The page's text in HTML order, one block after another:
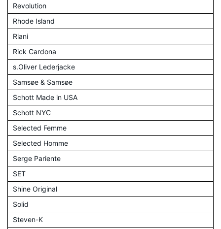
Revolution
Rhode Island
Riani
Rick Cardona
s.Oliver Lederjacke
Samsøe & Samsøe
Schott Made in USA
Schott NYC
Selected Femme
Selected Homme
Serge Pariente
SET
Shine Original
Solid
Steven-K